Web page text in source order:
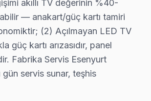
bölgesi dahil tüm hizmet alanımızda
Arıza →
Ersoy Tefal Servis
Akif Ersoy'de internet bağlantısı
Servis Merkezi →
Tefal Servis
akıllı TV değerinin %40-
— anakart/güç kartı tamiri
(2) Açılmayan LED TV
güç kartı arızasıdır, panel
Fabrika Servis Esenyurt
gün servis sunar, teşhis